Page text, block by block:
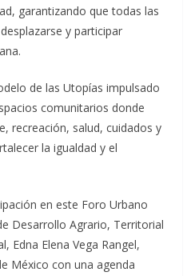
garantizando que todas las
y participar
de las Utopías impulsado
comunitarios donde
recreación, salud, cuidados y
la igualdad y el
en este Foro Urbano
Desarrollo Agrario, Territorial
Edna Elena Vega Rangel,
México con una agenda